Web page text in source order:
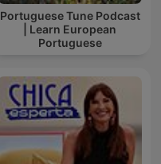
Portuguese Tune Podcast
| Learn European
Portuguese